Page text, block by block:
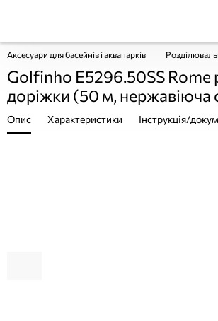
Аксесуари для басейнів і аквапарків
Golfinho E5296.50SS Rome
доріжки (50 м, нержавіюча
Опис Характеристики Інструкція/